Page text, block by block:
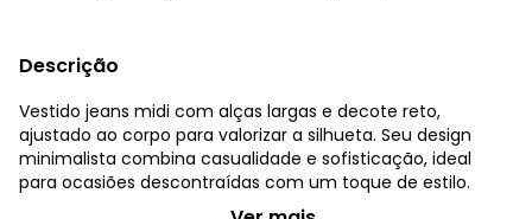
Descrição
Vestido jeans midi com alças largas e decote reto,
ajustado ao corpo para valorizar a silhueta. Seu design
minimalista combina casualidade e sofisticação, ideal
para ocasiões descontraídas com um toque de estilo.